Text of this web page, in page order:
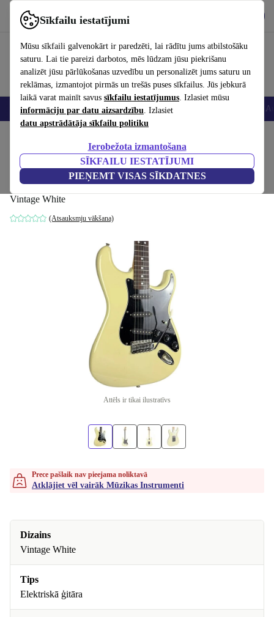
Sīkfailu iestatījumi
Mūsu sīkfaili galvenokārt ir paredzēti, lai rādītu jums atbilstošāku
saturu. Lai tie pareizi darbotos, mēs lūdzam jūsu piekrišanu
analizēt jūsu pārlūkošanas uzvedību un personalizēt jums saturu un
reklāmas, izmantojot pirmās un trešās puses sīkfailus. Jūs jebkurā
laikā varat mainīt savus sīkfailu iestatījumus. Izlasiet mūsu
informāciju par datu aizsardzību. Izlasiet
datu apstrādātāja sīkfailu politiku
Ierobežota izmantošana
SĪKFAILU IESTATĪJUMI
PIEŅEMT VISAS SĪKDATNES
Izmantojiet refurbed ātri un viegli
Viedtālruņi Portatīvie datori Planšetes Viedpulksteņi
Tokai SS50 Custom Edition Stratocaster
1984 - Vintage White
Vintage White
(Atsauksmju vākšana)
Attēls ir tikai ilustratīvs
Prece pašlaik nav pieejama noliktavā
Atklājiet vēl vairāk Mūzikas Instrumenti
Dizains
Vintage White
Tips
Elektriskā ģitāra